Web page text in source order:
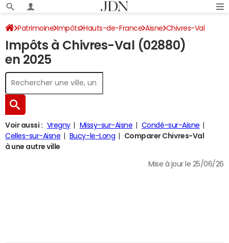
Patrimoine Impôts Hauts-de-France Aisne Chivres-Val
Impôt sur le revenu
Impôts à Chivres-Val (02880)
en 2025
Voir aussi : Vregny Missy-sur-Aisne
Condé-sur-Aisne
Celles-sur-Aisne
Bucy-le-Long
Comparer Chivres-Val
à une autre ville
Mise à jour le 25/06/26